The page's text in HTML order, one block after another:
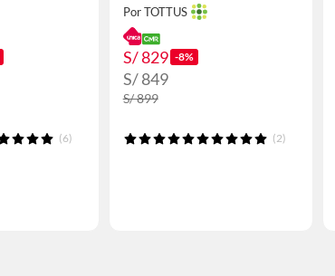
(6)
Por TOTTUS
S/ 829 -8%
S/ 849
S/ 899
(2)